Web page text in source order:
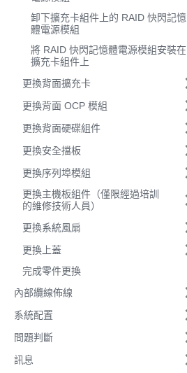
卸下擴充卡組件上的 RAID 快閃記憶
體電源模組
將 RAID 快閃記憶體電源模組安裝在
擴充卡組件上
更換背面擴充卡
更換背面 OCP 模組
更換背面硬碟組件
更換安全擋板
更換序列埠模組
更換主機板組件（僅限經過培訓
的維修技術人員）
更換系統風扇
更換上蓋
完成零件更換
內部纜線佈線
系統配置
問題判斷
訊息